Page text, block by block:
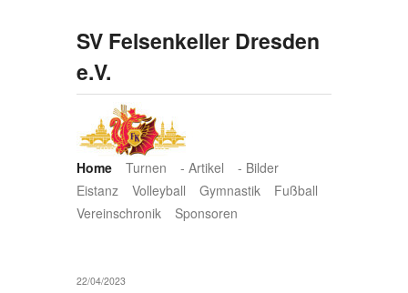
SV Felsenkeller Dresden
e.V.
Home Turnen - Artikel
- Bilder
Eistanz
Volleyball Gymnastik
Fußball
Vereinschronik
Sponsoren
22/04/2023